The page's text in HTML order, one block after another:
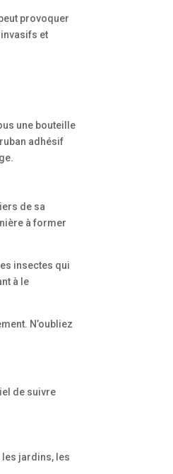
provoquer
et
une bouteille
adhésif
de sa
à former
insectes qui
à le
N’oubliez
de suivre
jardins, les